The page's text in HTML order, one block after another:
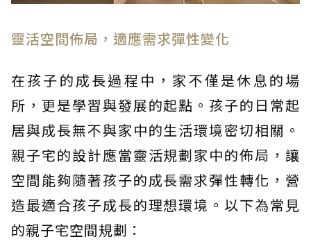
靈活空間佈局，適應需求彈性變化
在孩子的成長過程中，家不僅是休息的場
所，更是學習與發展的起點。孩子的日常起
居與成長無不與家中的生活環境密切相關。
親子宅的設計應當靈活規劃家中的佈局，讓
空間能夠隨著孩子的成長需求彈性轉化，營
造最適合孩子成長的理想環境。以下為常見
的親子宅空間規劃：